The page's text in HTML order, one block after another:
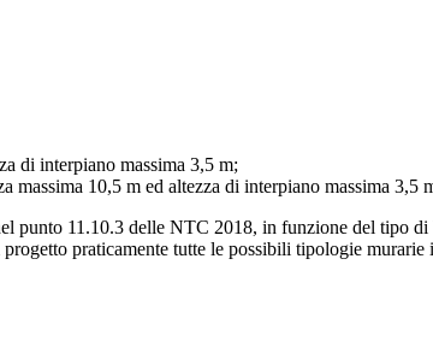
di interpiano massima 3,5 m;
massima 10,5 m ed altezza di interpiano massima 3,5
punto 11.10.3 delle NTC 2018, in funzione del tipo
praticamente tutte le possibili tipologie